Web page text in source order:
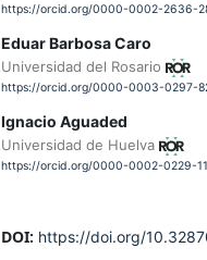
https://orcid.org/0000-0002-2636-
Eduar Barbosa Caro
Universidad del Rosario
https://orcid.org/0000-0003-0297-
Ignacio Aguaded
Universidad de Huelva
https://orcid.org/0000-0002-0229-
DOI: https://doi.org/